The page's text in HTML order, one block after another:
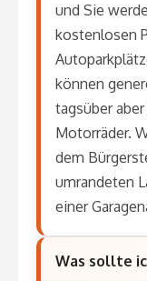
und Sie
kostenlosen
können
tagsüber
Motorräder.
dem
umrandeten
einer
Was sollte